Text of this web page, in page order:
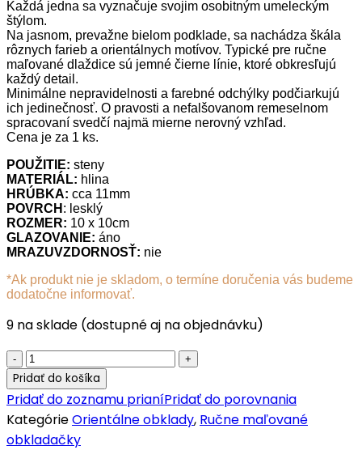
Každá jedna sa vyznačuje svojim osobitným umeleckým
štýlom.
Na jasnom, prevažne bielom podklade, sa nachádza škála
rôznych farieb a orientálnych motívov. Typické pre ručne
maľované dlaždice sú jemné čierne línie, ktoré obkresľujú
každý detail.
Minimálne nepravidelnosti a farebné odchýlky podčiarkujú
ich jedinečnosť. O pravosti a nefalšovanom remeselnom
spracovaní svedčí najmä mierne nerovný vzhľad.
Cena je za 1 ks.
POUŽITIE: steny
MATERIÁL: hlina
HRÚBKA: cca 11mm
POVRCH : lesklý
ROZMER: 10 x 10cm
GLAZOVANIE: áno
MRAZUVZDORNOSŤ: nie
*Ak produkt nie je skladom, o termíne doručenia vás budeme
dodatočne informovať.
9 na sklade (dostupné aj na objednávku)
Ručne
maľovaný
obklad
Hiyam
Green
Pridať do košíka
Pridať do zoznamu prianíPridať do porovnania
KategórieOrientálne obklady, Ručne maľované
obkladačky